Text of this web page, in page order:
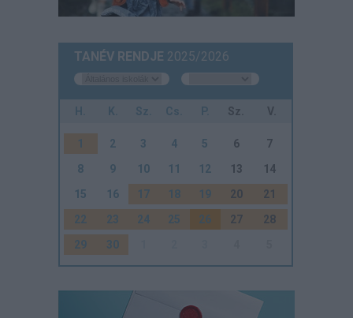
TANÉV RENDJE 2025/2026
H. K. Sz. Cs. P. Sz. V.
1 2 3 4 5 6
7
8
9 10 11 12 13
14
15
16 17 18 19 20
21
22
23 24 25 26 27
28
29
30